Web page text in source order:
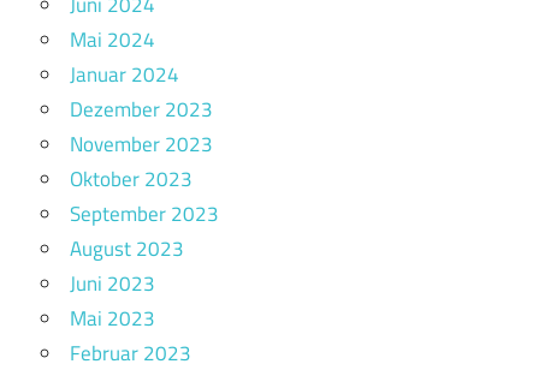
Mai 2024
Januar 2024
Dezember 2023
November 2023
Oktober 2023
September 2023
August 2023
Juni 2023
Mai 2023
Februar 2023